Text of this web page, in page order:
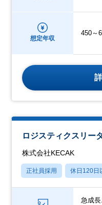
想定年収
450～
ロジスティクスリー
株式会社KECAK
正社員採用 休日120日
急成